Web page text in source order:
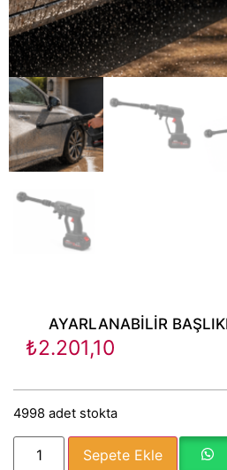
AYARLANABİLİR
₺2.201,10
4998 adet stokta
Sepete Ekle